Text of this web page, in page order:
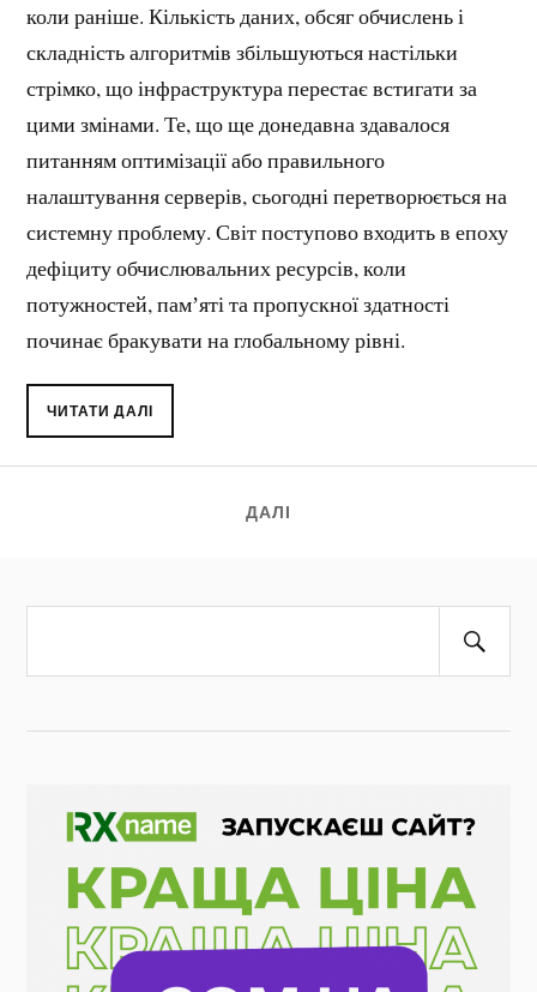
коли раніше. Кількість даних, обсяг обчислень і
складність алгоритмів збільшуються настільки
стрімко, що інфраструктура перестає встигати за
цими змінами. Те, що ще донедавна здавалося
питанням оптимізації або правильного
налаштування серверів, сьогодні перетворюється на
системну проблему. Світ поступово входить в епоху
дефіциту обчислювальних ресурсів, коли
потужностей, памʼяті та пропускної здатності
починає бракувати на глобальному рівні.
ЧИТАТИ ДАЛІ
ДАЛІ